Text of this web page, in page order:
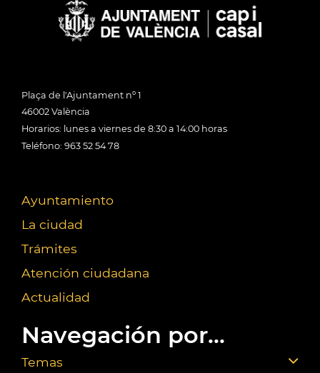
Plaça de l'Ajuntament nº 1
46002 València
Horarios: lunes a viernes de 8:30 a 14:00 horas
Teléfono: 963 52 54 78
Ayuntamiento
La ciudad
Trámites
Atención ciudadana
Actualidad
Navegación por...
Temas